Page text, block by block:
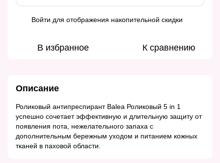
Войти для отображения накопительной скидки
В избранное К сравнению
Описание
Роликовый антипреспирант Balea Роликовый 5 in 1
успешно сочетает эффективную и длительную защиту от
появления пота, нежелательного запаха с
дополнительным бережным уходом и питанием кожных
тканей в паховой области.